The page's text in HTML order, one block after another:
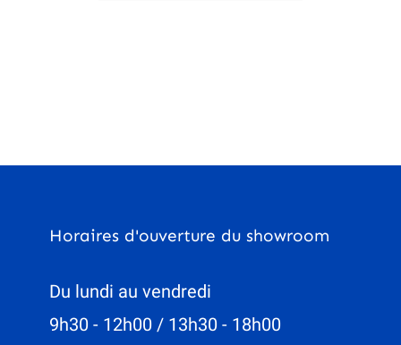
Horaires d'ouverture du showroom
Du lundi au vendredi
9h30 - 12h00 / 13h30 - 18h00